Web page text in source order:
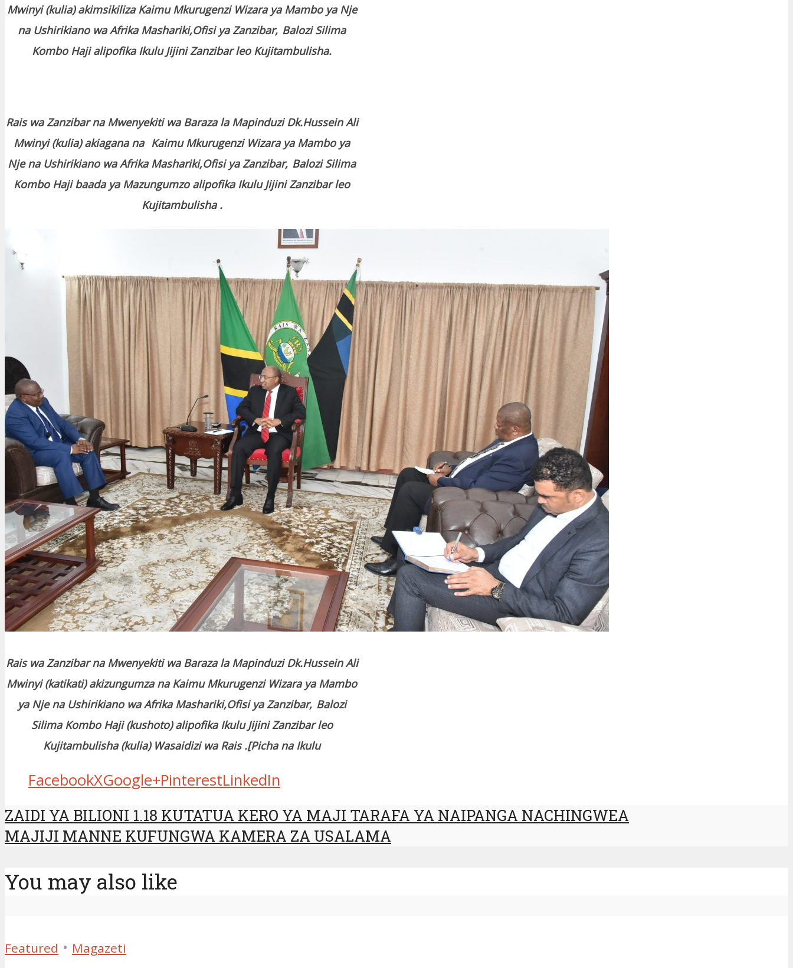
Mwinyi (kulia) akimsikiliza Kaimu Mkurugenzi Wizara ya Mambo ya Nje
na Ushirikiano wa Afrika Mashariki,Ofisi ya Zanzibar, Balozi Silima
Kombo Haji alipofika Ikulu Jijini Zanzibar leo Kujitambulisha.
Rais wa Zanzibar na Mwenyekiti wa Baraza la Mapinduzi Dk.Hussein Ali
Mwinyi (kulia) akiagana na Kaimu Mkurugenzi Wizara ya Mambo ya
Nje na Ushirikiano wa Afrika Mashariki,Ofisi ya Zanzibar, Balozi Silima
Kombo Haji baada ya Mazungumzo alipofika Ikulu Jijini Zanzibar leo
Kujitambulisha .
Rais wa Zanzibar na Mwenyekiti wa Baraza la Mapinduzi Dk.Hussein Ali
Mwinyi (katikati) akizungumza na Kaimu Mkurugenzi Wizara ya Mambo
ya Nje na Ushirikiano wa Afrika Mashariki,Ofisi ya Zanzibar, Balozi
Silima Kombo Haji (kushoto) alipofika Ikulu Jijini Zanzibar leo
Kujitambulisha (kulia) Wasaidizi wa Rais .[Picha na Ikulu
FacebookXGoogle+PinterestLinkedIn
ZAIDI YA BILIONI 1.18 KUTATUA KERO YA MAJI TARAFA YA NAIPANGA NACHINGWEA
MAJIJI MANNE KUFUNGWA KAMERA ZA USALAMA
You may also like
Featured • Magazeti